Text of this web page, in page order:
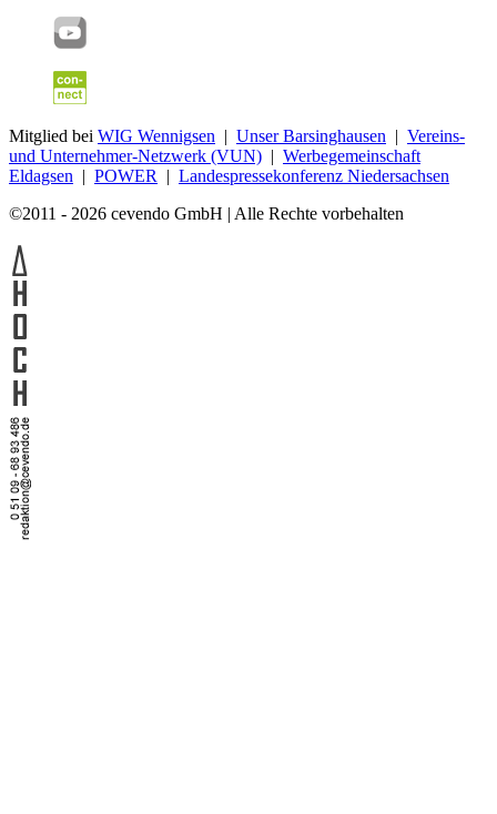
Mitglied bei WIG Wennigsen | Unser Barsinghausen | Vereins-
und Unternehmer-Netzwerk (VUN) | Werbegemeinschaft
Eldagsen | POWER | Landespressekonferenz Niedersachsen
©2011 - 2026 cevendo GmbH | Alle Rechte vorbehalten